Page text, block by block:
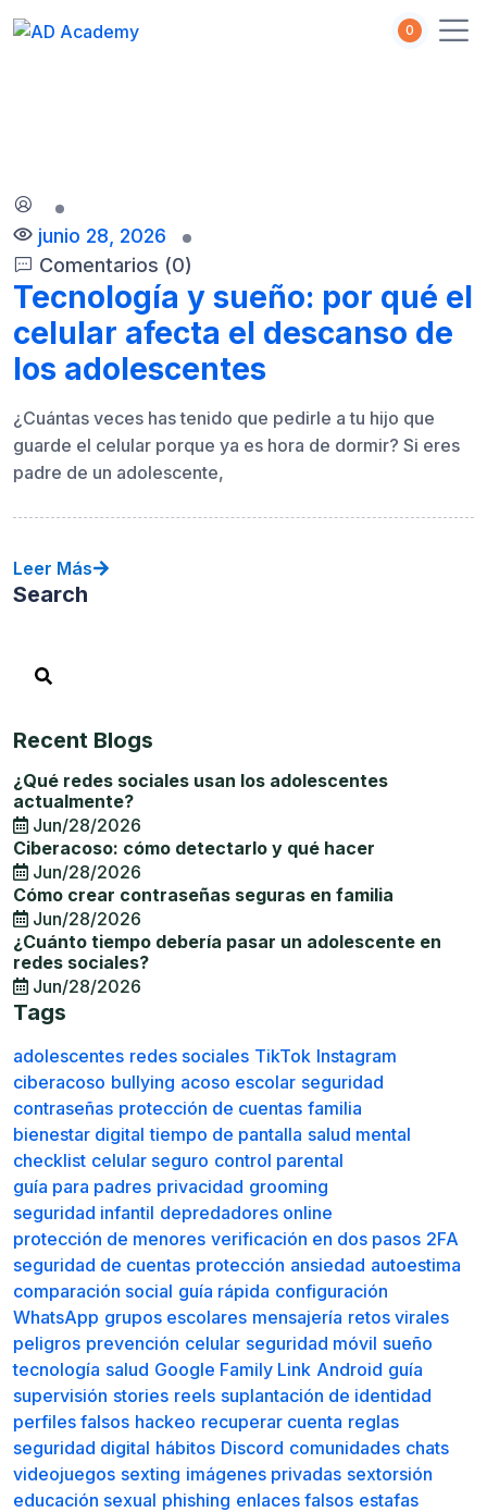
0
junio 28, 2026
Comentarios (0)
Tecnología y sueño: por qué el
celular afecta el descanso de
los adolescentes
¿Cuántas veces has tenido que pedirle a tu hijo que
guarde el celular porque ya es hora de dormir? Si eres
padre de un adolescente,
Leer Más
Search
Recent Blogs
¿Qué redes sociales usan los adolescentes
actualmente?
Jun/28/2026
Ciberacoso: cómo detectarlo y qué hacer
Jun/28/2026
Cómo crear contraseñas seguras en familia
Jun/28/2026
¿Cuánto tiempo debería pasar un adolescente en
redes sociales?
Jun/28/2026
Tags
adolescentes redes sociales TikTok Instagram
ciberacoso bullying acoso escolar seguridad
contraseñas protección de cuentas familia
bienestar digital tiempo de pantalla salud mental
checklist celular seguro control parental
guía para padres privacidad grooming
seguridad infantil depredadores online
protección de menores verificación en dos pasos 2FA
seguridad de cuentas protección ansiedad autoestima
comparación social guía rápida configuración
WhatsApp grupos escolares mensajería retos virales
peligros prevención celular seguridad móvil sueño
tecnología salud Google Family Link Android guía
supervisión stories reels suplantación de identidad
perfiles falsos hackeo recuperar cuenta reglas
seguridad digital hábitos Discord comunidades chats
videojuegos sexting imágenes privadas sextorsión
educación sexual phishing enlaces falsos estafas